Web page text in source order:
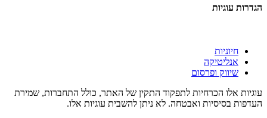
הגדרות עוגיות
חיוניות
אנליטיקה
שיווק ופרסום
עוגיות אלו הכרחיות לתפקוד התקין של האתר, כולל התחברות, שמירת
העדפות בסיסיות ואבטחה. לא ניתן להשבית עוגיות אלו.